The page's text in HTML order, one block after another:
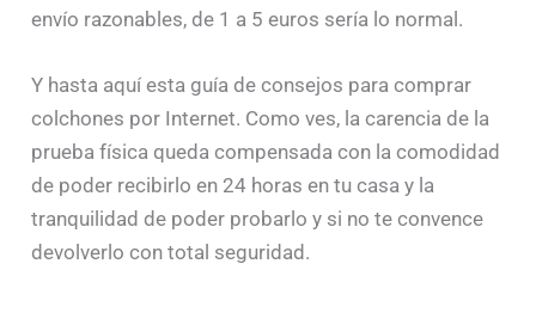
envío razonables, de 1 a 5 euros sería lo normal.
Y hasta aquí esta guía de consejos para comprar
colchones por Internet. Como ves, la carencia de la
prueba física queda compensada con la comodidad
de poder recibirlo en 24 horas en tu casa y la
tranquilidad de poder probarlo y si no te convence
devolverlo con total seguridad.